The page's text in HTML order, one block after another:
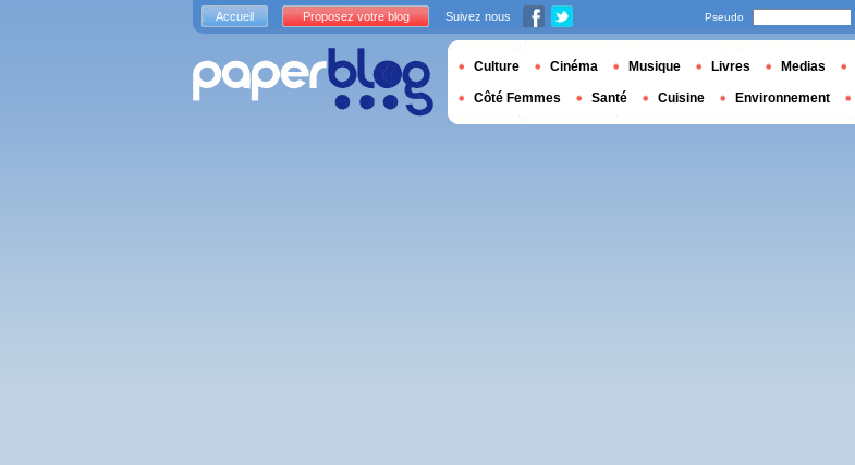
Accueil Proposez votre blog Suivez nous Pseudo
Culture Cinéma Musique Livres Medias
Côté Femmes Santé Cuisine Environnement